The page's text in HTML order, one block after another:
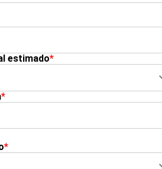
estimado*
*
*